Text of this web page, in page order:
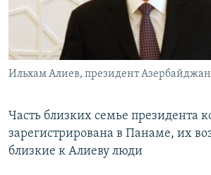
İNFOQRAFIKA
KARIKATURA
AZƏRBAYCAN ƏDƏBIYYATI KITABXANASI
İSLAM VƏ DEMOKRATIYA
MISSIYAMIZ
PEŞƏ ETIKASI VƏ JURNALISTIKA
BIZIMLƏ ƏLAQƏ
XƏBƏR BÜLLETENLƏRIMIZ
BIZI IZLƏ
Ильхам Алиев, президент
Часть близких семье президента
зарегистрирована в Панаме, их
близкие к Алиеву люди